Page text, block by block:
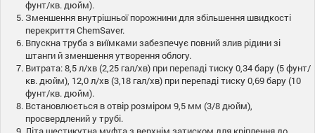
фунт/кв. дюйм).
Зменшення внутрішньої порожнини для збільшення швидкості
перекриття ChemSaver.
Впускна труба з виїмками забезпечує повний злив рідини зі
штанги й зменшення утворення облогу.
Витрата: 8,5 л/хв (2,25 гал/хв) при перепаді тиску 0,34 бару (5 фунт/
кв. дюйм), 12,0 л/хв (3,18 гал/хв) при перепаді тиску 0,69 бару (10
фунт/кв. дюйм).
Встановлюється в отвір розміром 9,5 мм (3/8 дюйм),
просвердлений у трубі.